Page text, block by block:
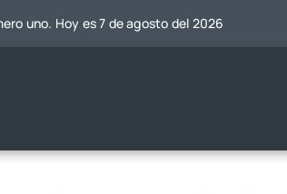
uno. Hoy es 7 de agosto del 2026